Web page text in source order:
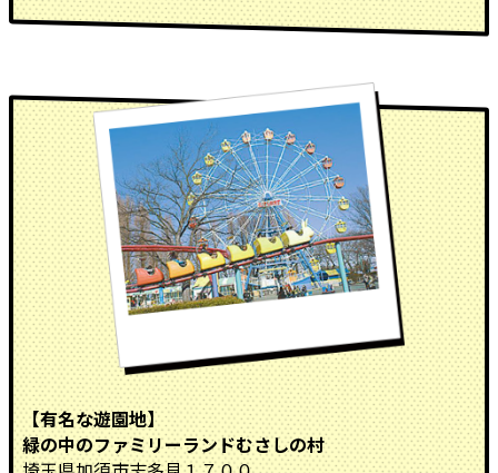
【有名な遊園地】
緑の中のファミリーランドむさしの村